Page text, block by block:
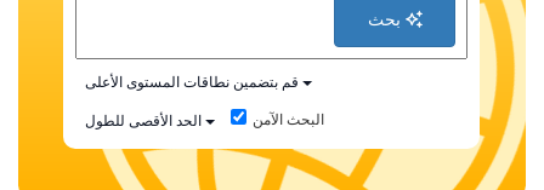
قم بتضمين نطاقات المستوى الأعلى
الحد الأقصى للطول
البحث الآمن